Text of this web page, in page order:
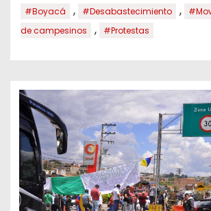
#Boyacá , #Desabastecimiento ,
de campesinos
, #Protestas